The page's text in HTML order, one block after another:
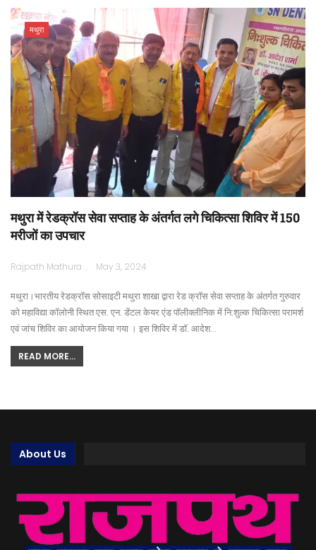
मथुरा
मथुरा में रेडक्रॉस सेवा सप्ताह के अंतर्गत लगे चिकित्सा शिविर में 150
मरीजों का उपचार
Rajpath Mathura May 3, 2024
मथुरा।भारतीय रेडक्रॉस सोसाइटी मथुरा शाखा द्वारा रेड क्रॉस सेवा सप्ताह के अंतर्गत गुरुवार
को महाविद्या कॉलोनी स्थित एस. एन. डेंटल केयर एंड पॉलीक्लीनिक में नि:शुल्क चिकित्सा परामर्श
एवं जांच शिविर का आयोजन किया गया । इस शिविर में डॉ. आदेश…
READ MORE...
About Us